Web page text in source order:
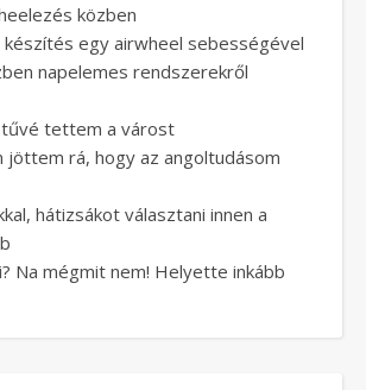
közben
készítés egy airwheel sebességével
napelemes rendszerekről
tettem a várost
jöttem rá, hogy az angoltudásom
hátizsákot választani innen a
Na mégmit nem! Helyette inkább